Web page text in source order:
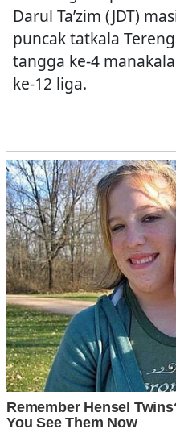
Darul Ta’zim (JDT)
puncak tatkala
tangga ke-4
ke-12 liga.